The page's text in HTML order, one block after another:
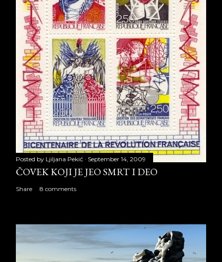
Posted by Ljiljana Pekić September 14, 2009
ČOVEK KOJI JE JEO SMRT I DEO
Share 8 comments